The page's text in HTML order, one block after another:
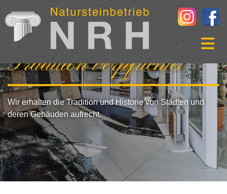
Zum Inhalt springen
Tradition verpflichtet
Wir erhalten die Tradition und Historie von Städten und
deren Gebäuden aufrecht.